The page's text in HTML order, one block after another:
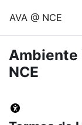
AVA @ NCE
Ambiente
NCE